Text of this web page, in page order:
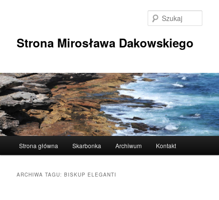
Strona Mirosława Dakowskiego
Strona główna Skarbonka Archiwum Kontakt
ARCHIWA TAGU:BISKUP ELEGANTI